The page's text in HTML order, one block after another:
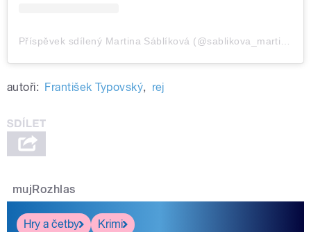
autoři: František Typovský, rej
mujRozhlas
Hry a četby
Krimi